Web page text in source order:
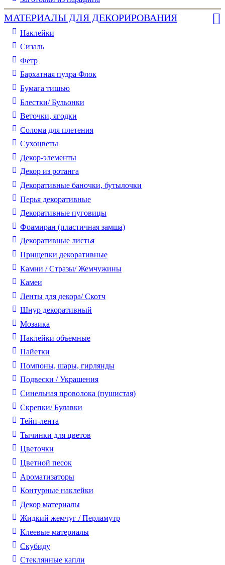
МАТЕРИАЛЫ ДЛЯ ДЕКОРИРОВАНИЯ
Наклейки
Сизаль
Фетр
Бархатная пудра Флок
Бумага тишью
Блестки/ Бульонки
Веточки, ягодки
Солома для плетения
Cухоцветы
Декор-элементы
Декор из ротанга
Декоративные баночки, бутылочки
Перья декоративные
Декоративные пуговицы
Фоамиран (пластичная замша)
Декоративные листья
Прищепки декоративные
Камни / Cтразы/ Жемчужины
Камеи
Ленты для декора/ Скотч
Шнур декоративный
Мозаика
Наклейки объемные
Пайетки
Помпоны, шары, гирлянды
Подвески / Украшения
Синельная проволока (пушистая)
Скрепки/ Булавки
Тейп-лента
Тычинки для цветов
Цветочки
Цветной песок
Ароматизаторы
Контурные наклейки
Декор материалы
Жидкий жемчуг / Перламутр
Клеевые материалы
Скубиду
Стеклянные капли